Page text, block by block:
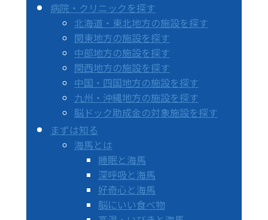
病院・クリニックを探す
北海道・東北地方の施設を探す
関東地方の施設を探す
中部地方の施設を探す
関西地方の施設を探す
中国・四国地方の施設を探す
九州・沖縄地方の施設を探す
脳ドック助成金の対象施設を探す
まずは知る
海馬とは
睡眠と海馬
深呼吸と海馬
好奇心と海馬
脳にいい食べ物